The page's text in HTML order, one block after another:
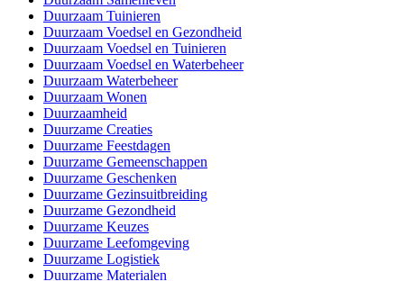
Duurzaam Tuinieren
Duurzaam Voedsel en Gezondheid
Duurzaam Voedsel en Tuinieren
Duurzaam Voedsel en Waterbeheer
Duurzaam Waterbeheer
Duurzaam Wonen
Duurzaamheid
Duurzame Creaties
Duurzame Feestdagen
Duurzame Gemeenschappen
Duurzame Geschenken
Duurzame Gezinsuitbreiding
Duurzame Gezondheid
Duurzame Keuzes
Duurzame Leefomgeving
Duurzame Logistiek
Duurzame Materialen